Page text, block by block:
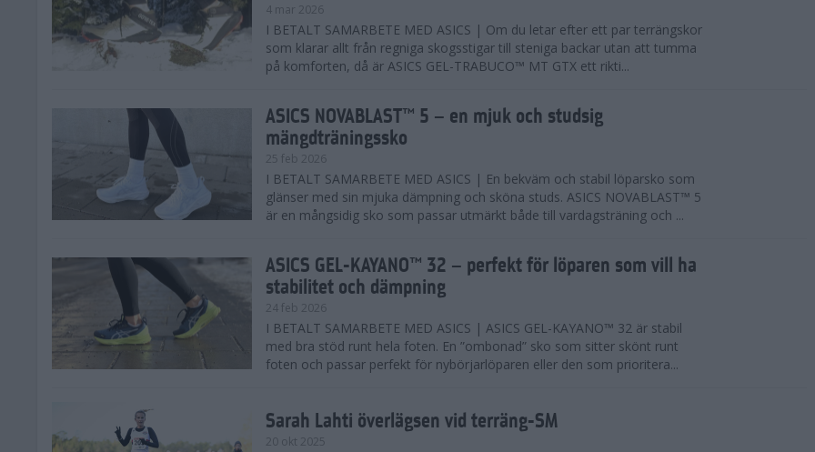
4 mar 2026
I BETALT SAMARBETE MED ASICS | Om du letar efter ett par terrängskor
som klarar allt från regniga skogsstigar till steniga backar utan att tumma
på komforten, då är ASICS GEL-TRABUCO™ MT GTX ett rikti...
ASICS NOVABLAST™ 5 – en mjuk och studsig
mängdträningssko
25 feb 2026
I BETALT SAMARBETE MED ASICS | En bekväm och stabil löparsko som
glänser med sin mjuka dämpning och sköna studs. ASICS NOVABLAST™ 5
är en mångsidig sko som passar utmärkt både till vardagsträning och ...
ASICS GEL-KAYANO™ 32 – perfekt för löparen som vill ha
stabilitet och dämpning
24 feb 2026
I BETALT SAMARBETE MED ASICS | ASICS GEL-KAYANO™ 32 är stabil
med bra stöd runt hela foten. En ”ombonad” sko som sitter skönt runt
foten och passar perfekt för nybörjarlöparen eller den som prioritera...
Sarah Lahti överlägsen vid terräng-SM
20 okt 2025